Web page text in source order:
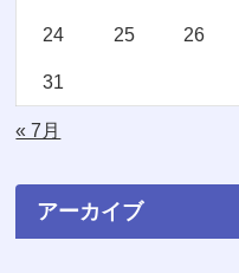
(11) (20)
24 25 26
31
« 7月
アーカイブ